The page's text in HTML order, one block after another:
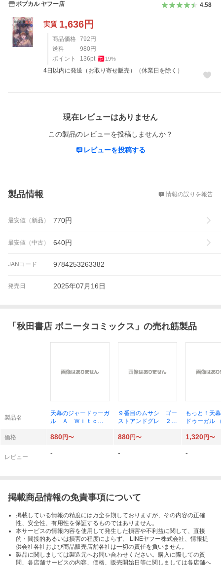
ポプカル ヤフー店 4.58
実質 1,636円
商品価格 792 円
送料
980 円
ポイント
136pt 19%
4日以内に発送（お取り寄せ販売）（休業日を除く）
現在レビューはありません
この製品のレビューを投稿しませんか？
レビューを投稿する
製品情報 情報の誤りを報告
最安値（新品） 770円
最安値（中古） 640円
JANコード 9784253263382
発売日 2025年07月16日
「 秋田書店 ボニータコミックス 」の売れ筋製品
製品名
天幕のジャードゥーガ
ル Ａ Ｗｉｔｃ
ｎ Ｍｏｎｇｏｌ ６
ＭＩＣＳ） トマトス
９番目のムサシ ゴー
ストアンドグレ ２２
ス） 高橋美由紀
もっと！天
ドゥーガル
Ｓ） 谷川
価格 880円〜 880円〜 1,320円〜
レビュー
- - -
掲載商品情報の免責事項について
掲載している情報の精度には万全を期しておりますが、その内容の正確
性、安全性、有用性を保証するものではありません。
本サービスの情報内容を使用して発生した損害や不利益に関して、直接
的・間接的あるいは損害の程度によらず、 LINEヤフー株式会社、情報提
供会社各社および商品販売店舗各社は一切の責任を負いません。
製品に関しましては製造元へお問い合わせください。購入に際しての質
問、各店舗サービスの内容、価格、販売開始日等に関しましては各店舗へ